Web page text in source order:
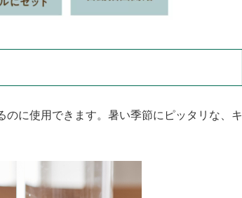
に使用できます。暑い季節にピッタリな、キ